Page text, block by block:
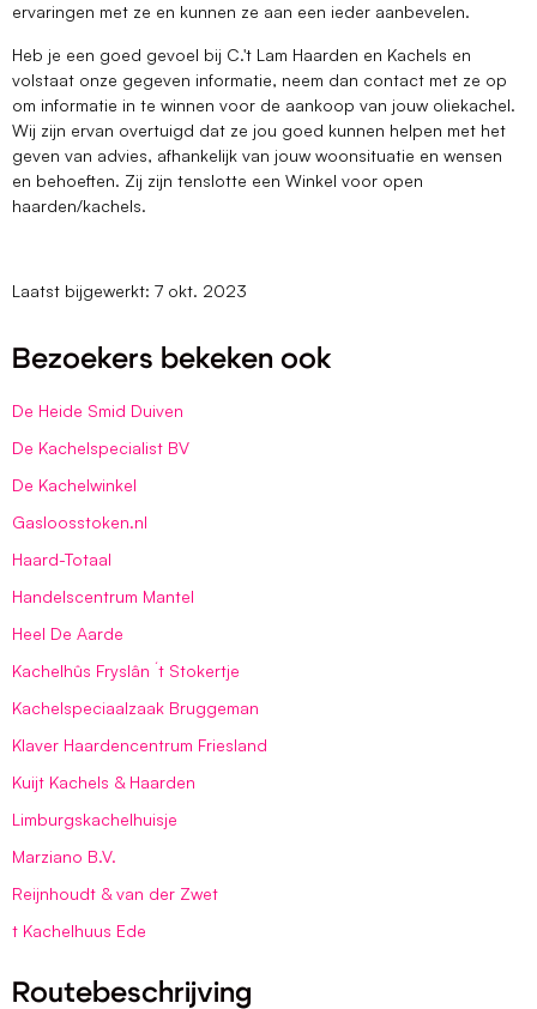
ervaringen met ze en kunnen ze aan een ieder aanbevelen.
Heb je een goed gevoel bij C.'t Lam Haarden en Kachels en
volstaat onze gegeven informatie, neem dan contact met ze op
om informatie in te winnen voor de aankoop van jouw oliekachel.
Wij zijn ervan overtuigd dat ze jou goed kunnen helpen met het
geven van advies, afhankelijk van jouw woonsituatie en wensen
en behoeften. Zij zijn tenslotte een Winkel voor open
haarden/kachels.
Laatst bijgewerkt: 7 okt. 2023
Bezoekers bekeken ook
De Heide Smid Duiven
De Kachelspecialist BV
De Kachelwinkel
Gasloosstoken.nl
Haard-Totaal
Handelscentrum Mantel
Heel De Aarde
Kachelhûs Fryslân ´t Stokertje
Kachelspeciaalzaak Bruggeman
Klaver Haardencentrum Friesland
Kuijt Kachels & Haarden
Limburgskachelhuisje
Marziano B.V.
Reijnhoudt & van der Zwet
t Kachelhuus Ede
Routebeschrijving